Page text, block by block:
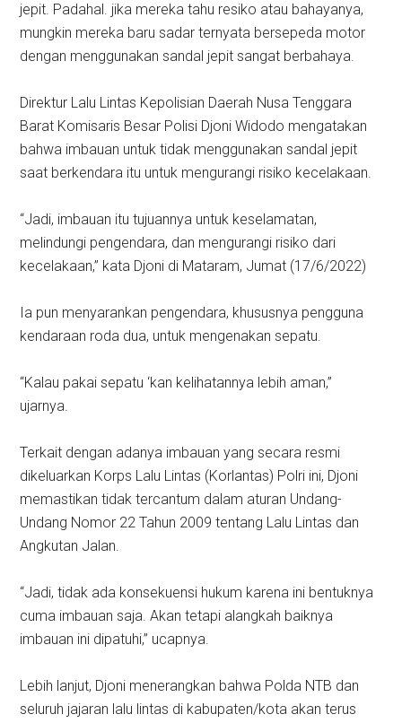
jepit. Padahal. jika mereka tahu resiko atau bahayanya,
mungkin mereka baru sadar ternyata bersepeda motor
dengan menggunakan sandal jepit sangat berbahaya.
Direktur Lalu Lintas Kepolisian Daerah Nusa Tenggara
Barat Komisaris Besar Polisi Djoni Widodo mengatakan
bahwa imbauan untuk tidak menggunakan sandal jepit
saat berkendara itu untuk mengurangi risiko kecelakaan.
“Jadi, imbauan itu tujuannya untuk keselamatan,
melindungi pengendara, dan mengurangi risiko dari
kecelakaan,” kata Djoni di Mataram, Jumat (17/6/2022)
Ia pun menyarankan pengendara, khususnya pengguna
kendaraan roda dua, untuk mengenakan sepatu.
“Kalau pakai sepatu ‘kan kelihatannya lebih aman,”
ujarnya.
Terkait dengan adanya imbauan yang secara resmi
dikeluarkan Korps Lalu Lintas (Korlantas) Polri ini, Djoni
memastikan tidak tercantum dalam aturan Undang-
Undang Nomor 22 Tahun 2009 tentang Lalu Lintas dan
Angkutan Jalan.
“Jadi, tidak ada konsekuensi hukum karena ini bentuknya
cuma imbauan saja. Akan tetapi alangkah baiknya
imbauan ini dipatuhi,” ucapnya.
Lebih lanjut, Djoni menerangkan bahwa Polda NTB dan
seluruh jajaran lalu lintas di kabupaten/kota akan terus